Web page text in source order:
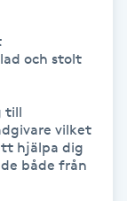
och stolt
till
vilket
hjälpa dig
både från